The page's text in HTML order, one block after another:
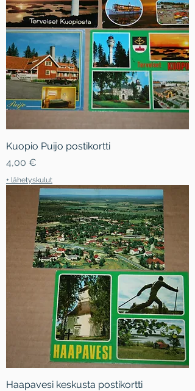
Kuopio Puijo postikortti
Hinta
4,00 €
+ lähetyskulut
Haapavesi keskusta postikortti